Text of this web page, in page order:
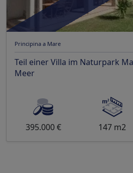
Principina a Mare
Teil einer Villa im Naturpark
Meer
395.000 € 147 m2